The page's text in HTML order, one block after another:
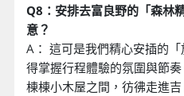
Q8：安排去富良野的「森林
意？
A： 這可是我們精心安插的
得掌握行程體驗的氛圍與節
棟棟小木屋之間，彷彿走進